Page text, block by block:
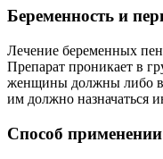
Беременность и
Лечение беременных
Препарат проникает в
женщины должны либо
им должно назначаться
Способ